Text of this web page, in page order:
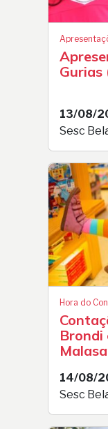
Gurias
13/08/
Sesc
Hora do
Brondi
14/08/
Sesc